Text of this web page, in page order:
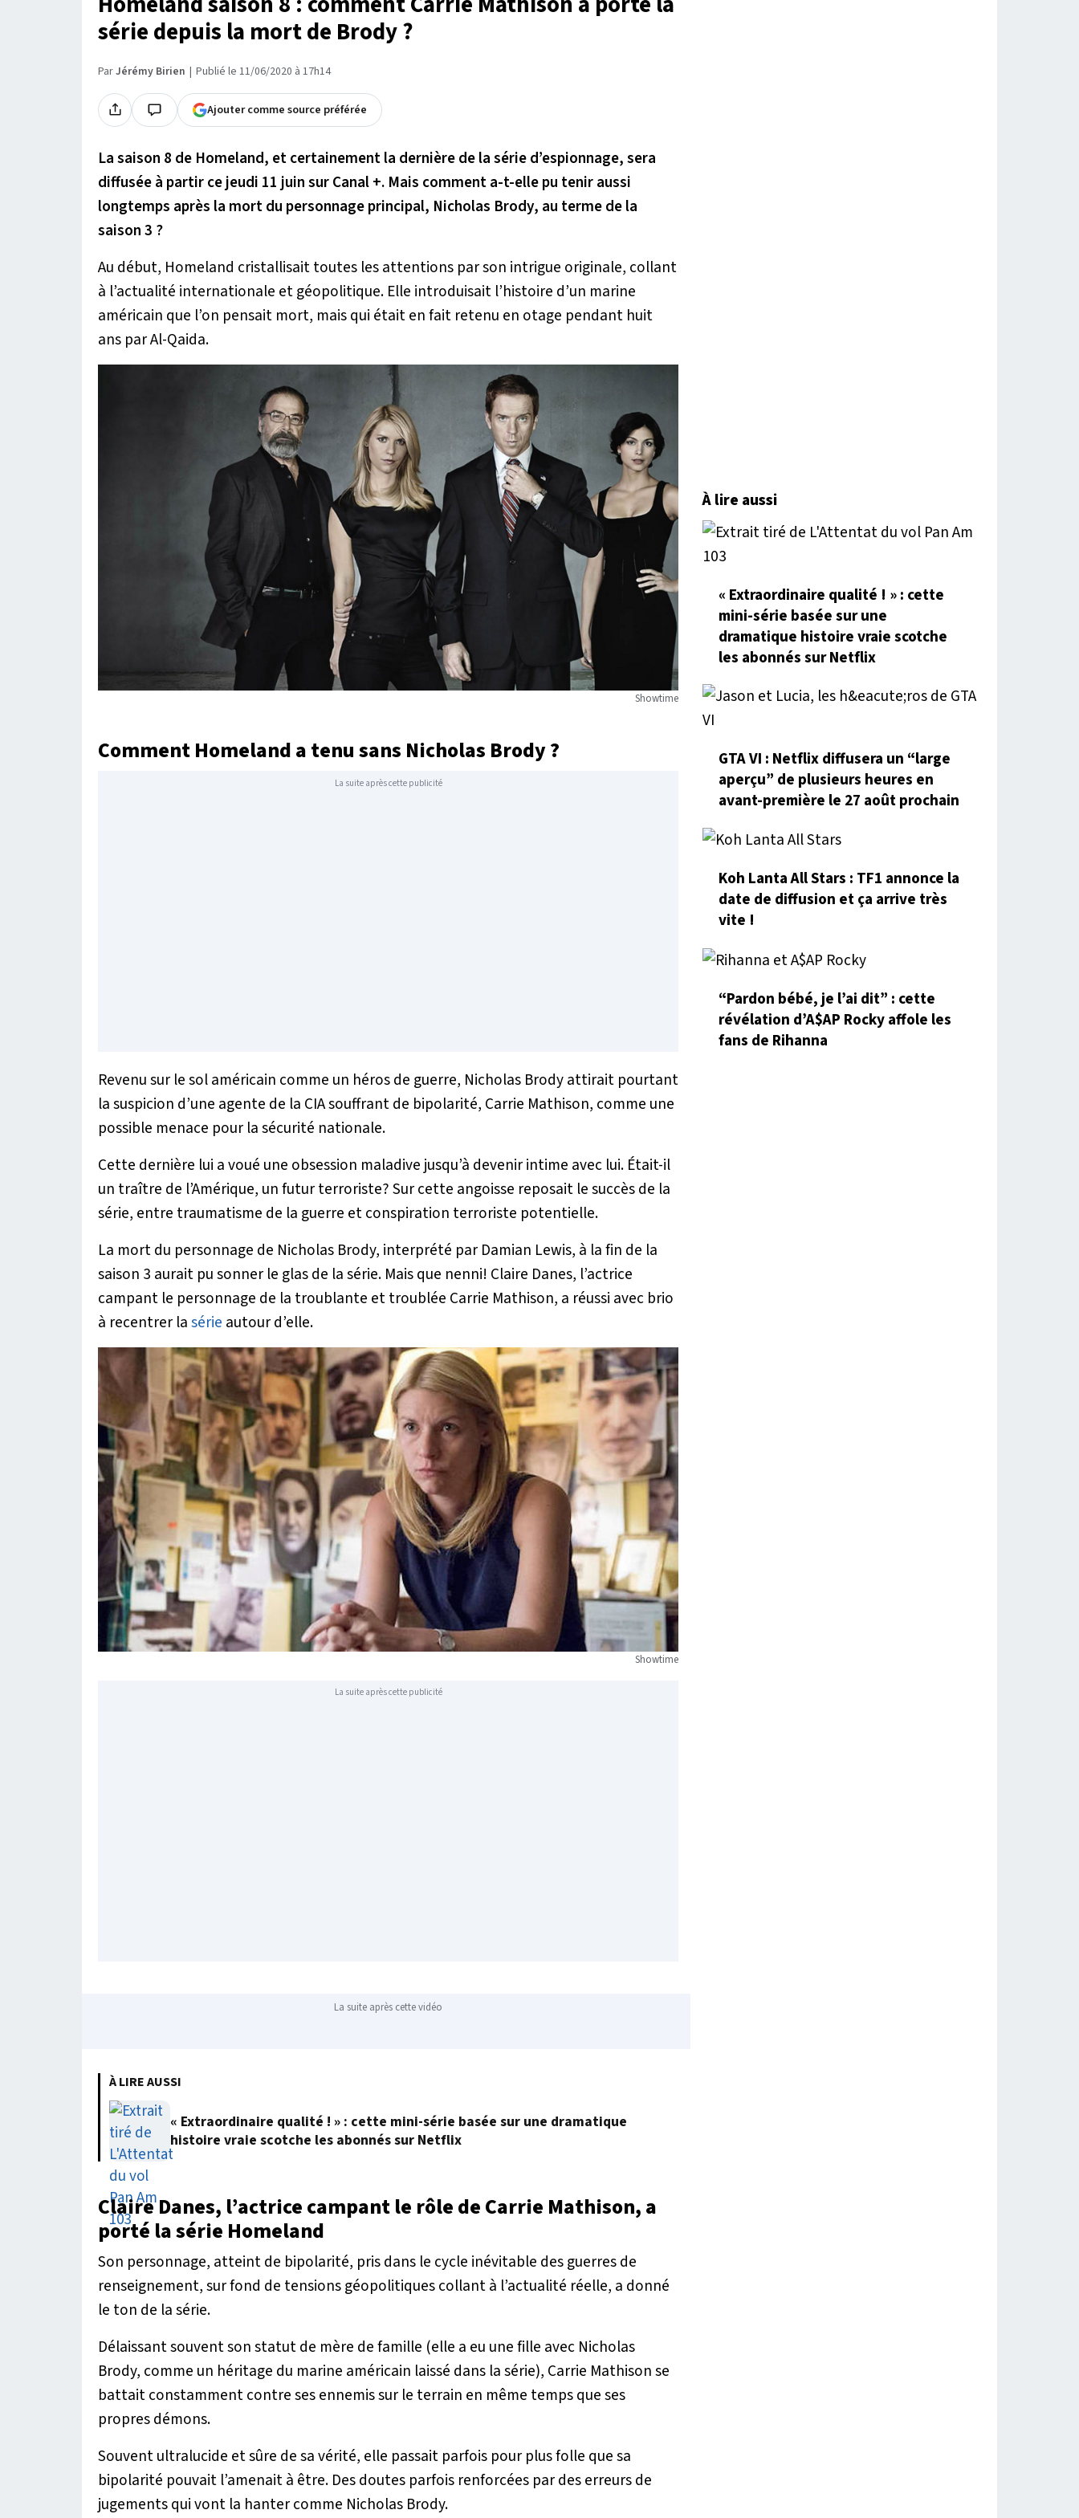
série depuis la mort de Brody ?
ParJérémy Birien Publié le 11/06/2020 à 17h14
Ajouter comme source préférée
La saison 8 de Homeland, et certainement la dernière de la série d’espionnage, sera
diffusée à partir ce jeudi 11 juin sur Canal +. Mais comment a-t-elle pu tenir aussi
longtemps après la mort du personnage principal, Nicholas Brody, au terme de la
saison 3 ?
Au début, Homeland cristallisait toutes les attentions par son intrigue originale, collant
à l’actualité internationale et géopolitique. Elle introduisait l’histoire d’un marine
américain que l’on pensait mort, mais qui était en fait retenu en otage pendant huit
ans par Al-Qaida.
Showtime
Comment Homeland a tenu sans Nicholas Brody ?
La suite après cette publicité
Revenu sur le sol américain comme un héros de guerre, Nicholas Brody attirait pourtant
la suspicion d’une agente de la CIA souffrant de bipolarité, Carrie Mathison, comme une
possible menace pour la sécurité nationale.
Cette dernière lui a voué une obsession maladive jusqu’à devenir intime avec lui. Était-il
un traître de l’Amérique, un futur terroriste? Sur cette angoisse reposait le succès de la
série, entre traumatisme de la guerre et conspiration terroriste potentielle.
La mort du personnage de Nicholas Brody, interprété par Damian Lewis, à la fin de la
saison 3 aurait pu sonner le glas de la série. Mais que nenni! Claire Danes, l’actrice
campant le personnage de la troublante et troublée Carrie Mathison, a réussi avec brio
à recentrer lasérie autour d’elle.
Showtime
La suite après cette publicité
La suite après cette vidéo
À LIRE AUSSI
« Extraordinaire qualité ! » : cette mini-série basée sur une dramatique
histoire vraie scotche les abonnés sur Netflix
Claire Danes, l’actrice campant le rôle de Carrie Mathison, a
porté la série Homeland
Son personnage, atteint de bipolarité, pris dans le cycle inévitable des guerres de
renseignement, sur fond de tensions géopolitiques collant à l’actualité réelle, a donné
le ton de la série.
Délaissant souvent son statut de mère de famille (elle a eu une fille avec Nicholas
Brody, comme un héritage du marine américain laissé dans la série), Carrie Mathison se
battait constamment contre ses ennemis sur le terrain en même temps que ses
propres démons.
Souvent ultralucide et sûre de sa vérité, elle passait parfois pour plus folle que sa
bipolarité pouvait l’amenait à être. Des doutes parfois renforcées par des erreurs de
jugements qui vont la hanter comme Nicholas Brody.
À lire aussi
« Extraordinaire qualité ! » : cette
mini-série basée sur une
dramatique histoire vraie scotche
les abonnés sur Netflix
GTA VI : Netflix diffusera un “large
aperçu” de plusieurs heures en
avant-première le 27 août prochain
Koh Lanta All Stars : TF1 annonce la
date de diffusion et ça arrive très
vite !
“Pardon bébé, je l’ai dit” : cette
révélation d’A$AP Rocky affole les
fans de Rihanna